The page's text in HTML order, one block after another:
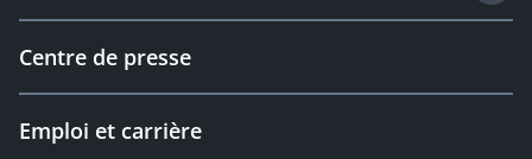
Centre de presse
Emploi et carrière